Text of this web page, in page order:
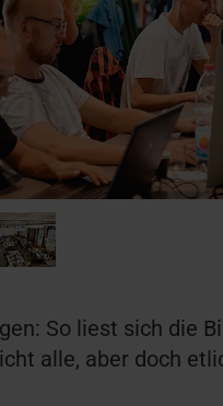
So liest sich die
alle, aber doch